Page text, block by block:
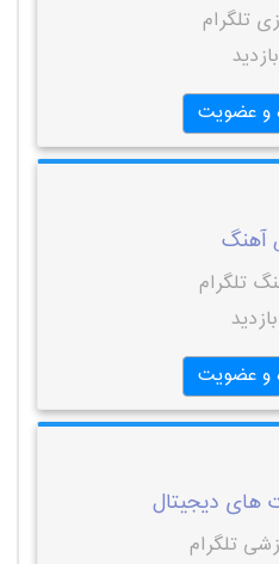
تلگرام
و عضویت
آهنگ
تلگرام
و عضویت
های دیجیتال
تلگرام